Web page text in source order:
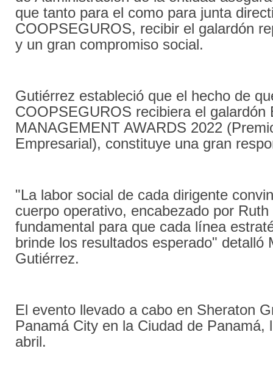
que tanto para el como para junta
COOPSEGUROS, recibir el galardón
y un gran compromiso social.
Gutiérrez estableció que el hecho de
COOPSEGUROS recibiera el galardón
MANAGEMENT AWARDS 2022
Empresarial), constituye una gran
"La labor social de cada dirigente
cuerpo operativo, encabezado por
fundamental para que cada línea
brinde los resultados esperado" detalló
Gutiérrez.
El evento llevado a cabo en Sheraton
Panamá City en la Ciudad de Panamá,
abril.